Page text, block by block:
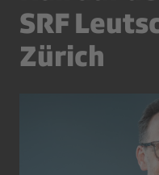
SRF
Zürich